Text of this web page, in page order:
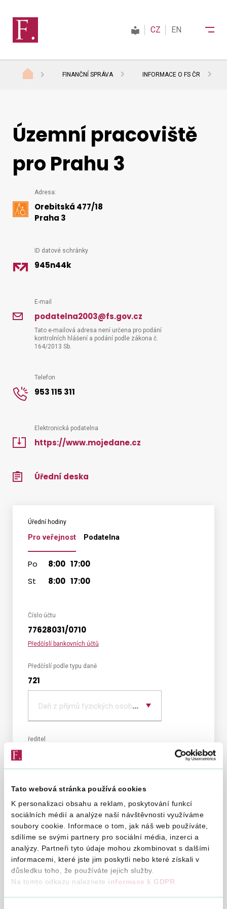
Tato webová stránka používá cookies
K personalizaci obsahu a reklam, poskytování funkcí
sociálních médií a analýze naší návštěvnosti využíváme
soubory cookie. Informace o tom, jak náš web používáte,
sdílíme se svými partnery pro sociální média, inzerci a
analýzy. Partneři tyto údaje mohou zkombinovat s dalšími
informacemi, které jste jim poskytli nebo které získali v
důsledku toho, že používáte jejich služby.
Na tomto odkazu naleznete informace k GDPR
Daně
Mezinárodní spolupráce
Kontakty
Vyhledat na webu
CZ EN
FINANČNÍ SPRÁVA INFORMACE O FS ČR
Územní pracoviště
pro Prahu 3
Podrobný
kontakt
Adresa:
Orebitská 477/18
Praha 3
ID datové schránky
945n44k
E-mail
podatelna2003@fs.gov.cz
Tato e-mailová adresa není určena pro podání
kontrolních hlášení a podání podle zákona č.
164/2013 Sb.
Telefon
953 115 311
Elektronická podatelna
https://www.mojedane.cz
Úřední deska
Číslo účtu
77628031/0710
Předčíslí bankovních účtů
Předčíslí podle typu daně
721
typDaň z příjmů fyzických osob podávajících přiznání
Úřední hodiny
Pro veřejnost Podatelna
Po 8:00 17:00
St
8:00 17:00
ředitel
Sazebník úhrad nákladů za poskytování
informací